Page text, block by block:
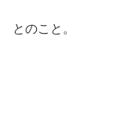
とのこと。